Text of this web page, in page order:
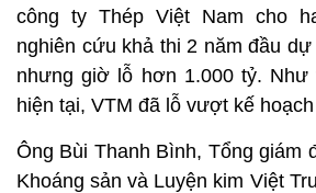
công ty Thép Việt Nam cho
nghiên cứu khả thi 2 năm đầu
nhưng giờ lỗ hơn 1.000 tỷ. Như
hiện tại, VTM đã lỗ vượt kế
Ông Bùi Thanh Bình, Tổng giám
Khoáng sản và Luyện kim Việt